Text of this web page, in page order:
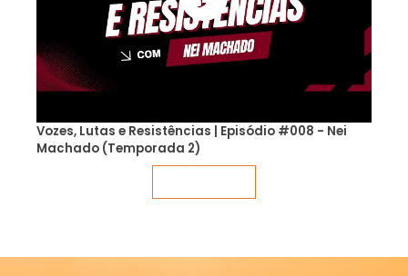
Vozes, Lutas e Resistências | Episódio #008 - Nei
Machado (Temporada 2)